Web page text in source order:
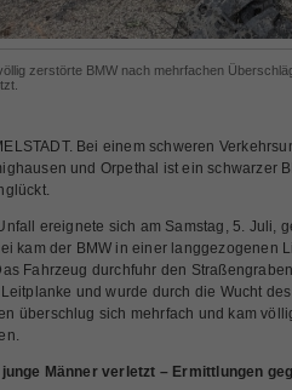
zerstörte BMW nach mehrfachen
Bei einem schweren
und Orpethal ist ein schwarzer
ereignete sich am Samstag, 5. Juli,
kam der BMW in einer langgezogenen
Fahrzeug durchfuhr den
und wurde durch die Wucht
überschlug sich mehrfach und kam
junge Männer verletzt – Ermittlungen